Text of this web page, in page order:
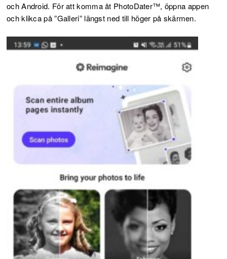
och Android. För att komma åt PhotoDater™, öppna appen
och klikca på ”Galleri” längst ned till höger på skärmen.